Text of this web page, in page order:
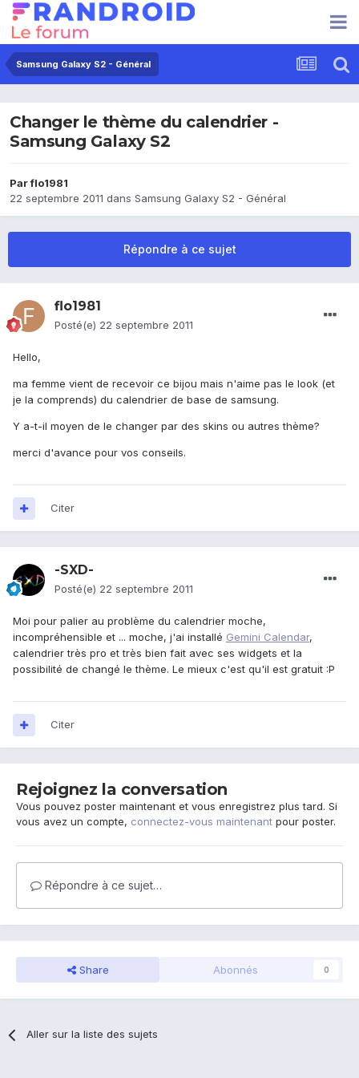
Samsung Galaxy S2 - Général
Changer le thème du calendrier -
Samsung Galaxy S2
Parflo1981
22 septembre 2011 dans Samsung Galaxy S2 - Général
Répondre à ce sujet
flo1981
Posté(e) 22 septembre 2011
Hello,
ma femme vient de recevoir ce bijou mais n'aime pas le look (et
je la comprends) du calendrier de base de samsung.
Y a-t-il moyen de le changer par des skins ou autres thème?
merci d'avance pour vos conseils.
Citer
-SXD-
Posté(e) 22 septembre 2011
Moi pour palier au problème du calendrier moche,
incompréhensible et ... moche, j'ai installé Gemini Calendar,
calendrier très pro et très bien fait avec ses widgets et la
possibilité de changé le thème. Le mieux c'est qu'il est gratuit :P
Citer
Rejoignez la conversation
Vous pouvez poster maintenant et vous enregistrez plus tard. Si
vous avez un compte, connectez-vous maintenant pour poster.
Répondre à ce sujet…
Share Abonnés 0
Aller sur la liste des sujets